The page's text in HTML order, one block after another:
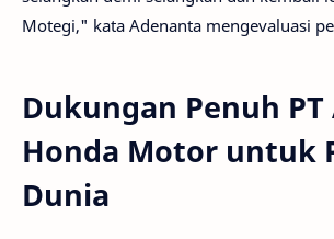
Motegi," kata Adenanta mengevaluasi
Dukungan Penuh
Honda Motor untuk
Dunia